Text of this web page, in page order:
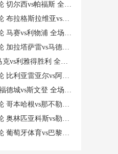
西vs帕福斯 全场录像
维亚vs巴塞罗那 全场录像
赛vs利物浦 全场录像
vs马德里竞技 全场录像
利雅得胜利 全场录像
尔vs阿贾克斯 全场录像
城vs斯文登 全场录像
根vs那不勒斯 全场录像
斯vs勒沃库森 全场录像
vs巴黎圣日耳曼 全场录像